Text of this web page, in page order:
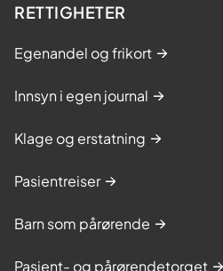
RETTIGHETER
Egenandel og frikort
Innsyn i egen journal
Klage og erstatning
Pasientreiser
Barn som pårørende
Pasient- og pårørendetorget